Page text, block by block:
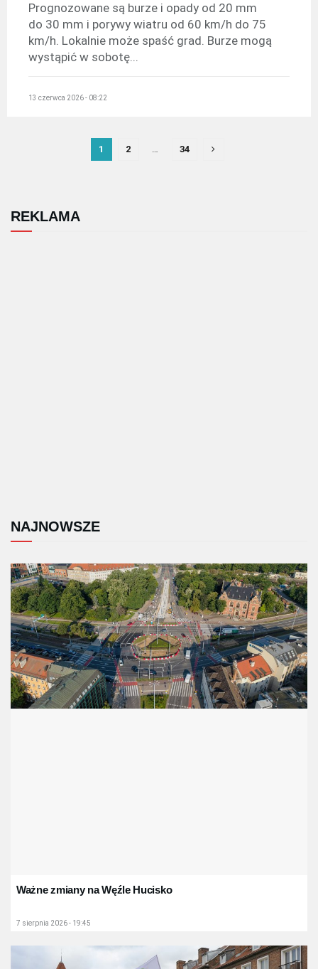
Prognozowane są burze i opady od 20 mm
do 30 mm i porywy wiatru od 60 km/h do 75
km/h. Lokalnie może spaść grad. Burze mogą
wystąpić w sobotę...
13 czerwca 2026 - 08:22
1 2 34
REKLAMA
NAJNOWSZE
Ważne zmiany na Węźle Hucisko
7 sierpnia 2026 - 19:45